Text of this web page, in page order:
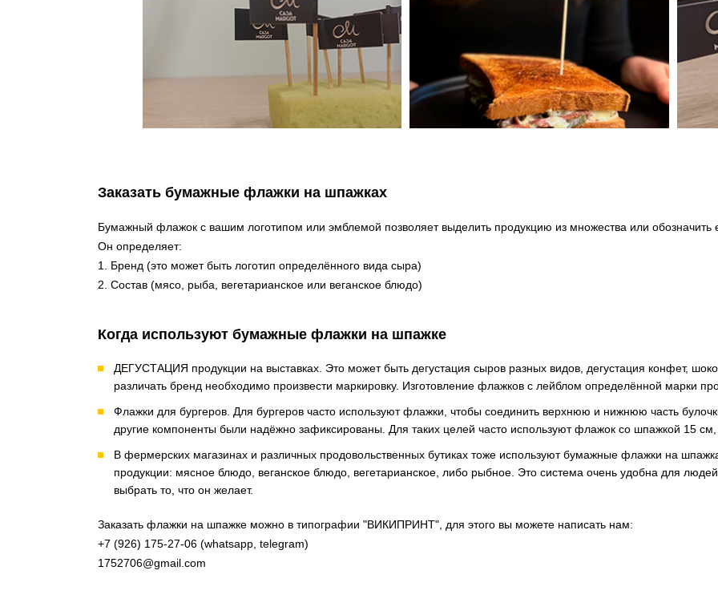
Заказать бумажные флажки на шпажках
Бумажный флажок с вашим логотипом или эмблемой позволяет выделить продукцию из множества или обозначить
Он определяет:
1. Бренд (это может быть логотип определённого вида сыра)
2. Состав (мясо, рыба, вегетарианское или веганское блюдо)
Когда используют бумажные флажки на шпажке
ДЕГУСТАЦИЯ продукции на выставках. Это может быть дегустация сыров разных видов, дегустация конфет,
различать бренд необходимо произвести маркировку. Изготовление флажков с лейблом определённой марки
Флажки для бургеров. Для бургеров часто используют флажки, чтобы соединить верхнюю и нижнюю часть
другие компоненты были надёжно зафиксированы. Для таких целей часто используют флажок со шпажкой 15 см,
В фермерских магазинах и различных продовольственных бутиках тоже используют бумажные флажки на
продукции: мясное блюдо, веганское блюдо, вегетарианское, либо рыбное. Это система очень удобна для
выбрать то, что он желает.
Заказать флажки на шпажке можно в типографии "ВИКИПРИНТ", для этого вы можете написать нам:
+7 (926) 175-27-06 (whatsapp, telegram)
1752706@gmail.com